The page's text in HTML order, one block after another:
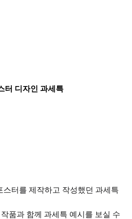
터 디자인 과세특
터를 제작하고 작성했던 과세특
품과 함께 과세특 예시를 보실 수